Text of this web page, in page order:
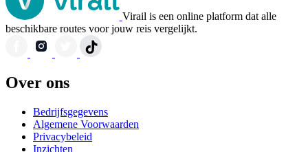
Virail is een online platform dat alle
beschikbare routes voor jouw reis vergelijkt.
Over ons
Bedrijfsgegevens
Algemene Voorwaarden
Privacybeleid
Inzichten